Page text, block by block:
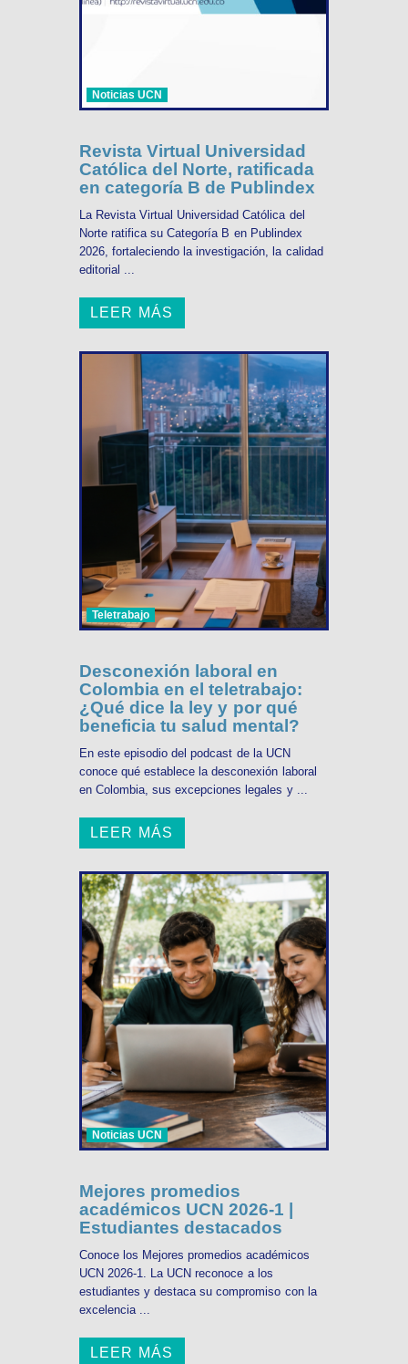
Noticias UCN
Revista Virtual Universidad
Católica del Norte, ratificada
en categoría B de Publindex
La Revista Virtual Universidad Católica del
Norte ratifica su Categoría B en Publindex
2026, fortaleciendo la investigación, la calidad
editorial ...
LEER MÁS
Teletrabajo
Desconexión laboral en
Colombia en el teletrabajo:
¿Qué dice la ley y por qué
beneficia tu salud mental?
En este episodio del podcast de la UCN
conoce qué establece la desconexión laboral
en Colombia, sus excepciones legales y ...
LEER MÁS
Noticias UCN
Mejores promedios
académicos UCN 2026-1 |
Estudiantes destacados
Conoce los Mejores promedios académicos
UCN 2026-1. La UCN reconoce a los
estudiantes y destaca su compromiso con la
excelencia ...
LEER MÁS